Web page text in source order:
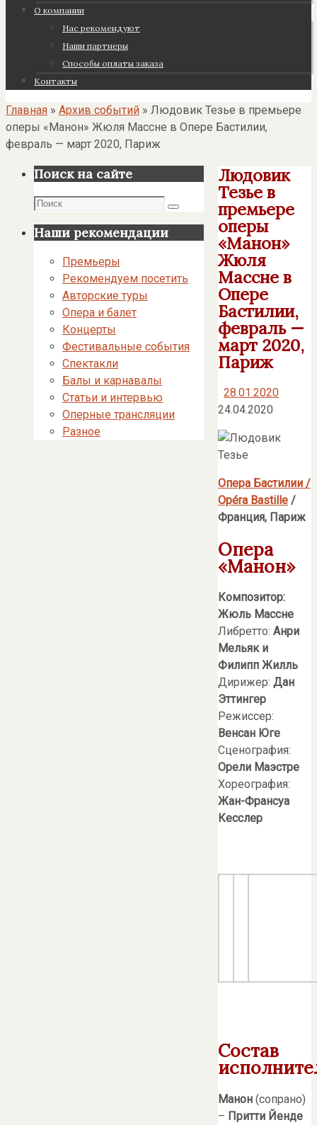
О компании
Нас рекомендуют
Наши партнеры
Cпособы оплаты заказа
Контакты
Главная » Архив событий » Людовик Тезье в премьере
оперы «Манон» Жюля Массне в Опере Бастилии,
февраль — март 2020, Париж
Людовик
Тезье в
премьере
оперы
«Манон»
Жюля
Массне в
Опере
Бастилии,
февраль —
март 2020,
Париж
28.01.2020
24.04.2020
Опера Бастилии /
Opéra Bastille /
Франция, Париж
Опера
«Манон»
Композитор:
Жюль Массне
Либретто: Анри
Мельяк и
Филипп Жилль
Дирижер: Дан
Эттингер
Режиссер:
Венсан Юге
Сценография:
Орели Маэстре
Хореография:
Жан-Франсуа
Кесслер
Состав
Манон (сопрано)
– Притти Йенде
Поиск на сайте
Поиск
Поиск
Наши рекомендации
Премьеры
Рекомендуем посетить
Авторские туры
Опера и балет
Концерты
Фестивальные события
Спектакли
Балы и карнавалы
Статьи и интервью
Оперные трансляции
Разное